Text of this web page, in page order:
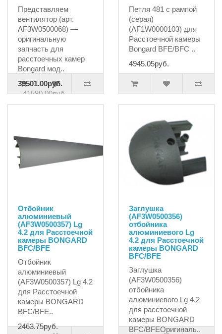
Представляем
вентилятор (арт.
AF3W0500068) —
оригинальную
запчасть для
расстоечных камер
Bongard мод..
39501.00руб.
41580.00руб.
Петля 481 с рампой
(серая)
(AF1W0000103) для
Расстоечной камеры
Bongard BFE/BFC ..
4945.05руб.
Отбойник
алюминиевый
(AF3W0500357) Lg
4.2 для Расстоечной
камеры BONGARD
BFC/BFE
Отбойник
алюминиевый
(AF3W0500357) Lg 4.2
для Расстоечной
камеры BONGARD
BFC/BFE..
2463.75руб.
Заглушка
(AF3W0500356)
отбойника
алюминиевого Lg
4.2 для Расстоечной
камеры BONGARD
BFC/BFE
Заглушка
(AF3W0500356)
отбойника
алюминиевого Lg 4.2
для расстоечной
камеры BONGARD
BFC/BFEОригиналь..